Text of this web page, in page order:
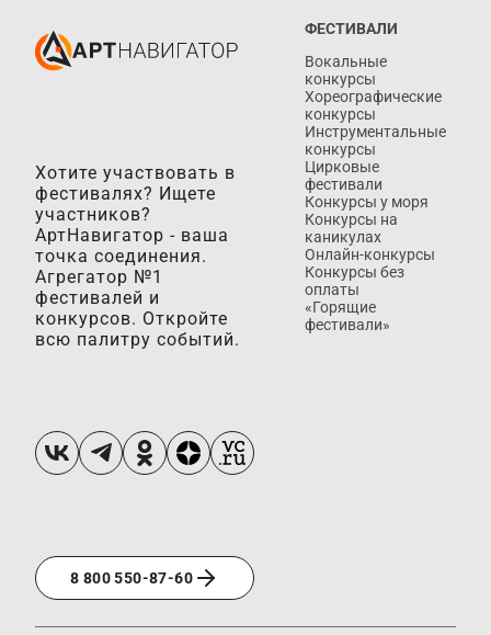
Хотите участвовать в
фестивалях? Ищете
участников?
АртНавигатор - ваша
точка соединения.
Агрегатор №1
фестивалей и
конкурсов. Откройте
всю палитру событий.
8 800 550-87-60
ФЕСТИВАЛИ
Вокальные
конкурсы
Хореографические
конкурсы
Инструментальные
конкурсы
Цирковые
фестивали
Конкурсы у моря
Конкурсы на
каникулах
Онлайн-конкурсы
Конкурсы без
оплаты
«Горящие
фестивали»